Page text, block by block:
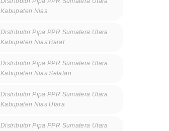
Kabupaten Nias
Distributor Pipa PPR Sumatera Utara
Kabupaten Nias Barat
Distributor Pipa PPR Sumatera Utara
Kabupaten Nias Selatan
Distributor Pipa PPR Sumatera Utara
Kabupaten Nias Utara
Distributor Pipa PPR Sumatera Utara